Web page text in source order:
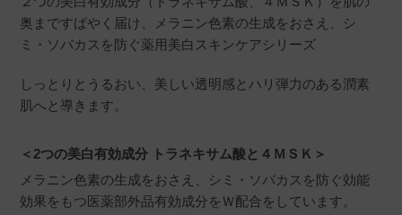
奥まですばやく届け、メラニン色素の生成をおさえ、シ
ミ・ソバカスを防ぐ薬用美白スキンケアシリーズ
しっとりとうるおい、美しい透明感とハリ弾力のある潤素
肌へと導きます。
＜2つの美白有効成分 トラネキサム酸と４ＭＳＫ＞
メラニン色素の生成をおさえ、シミ・ソバカスを防ぐ効能
効果をもつ医薬部外品有効成分をＷ配合をしています。